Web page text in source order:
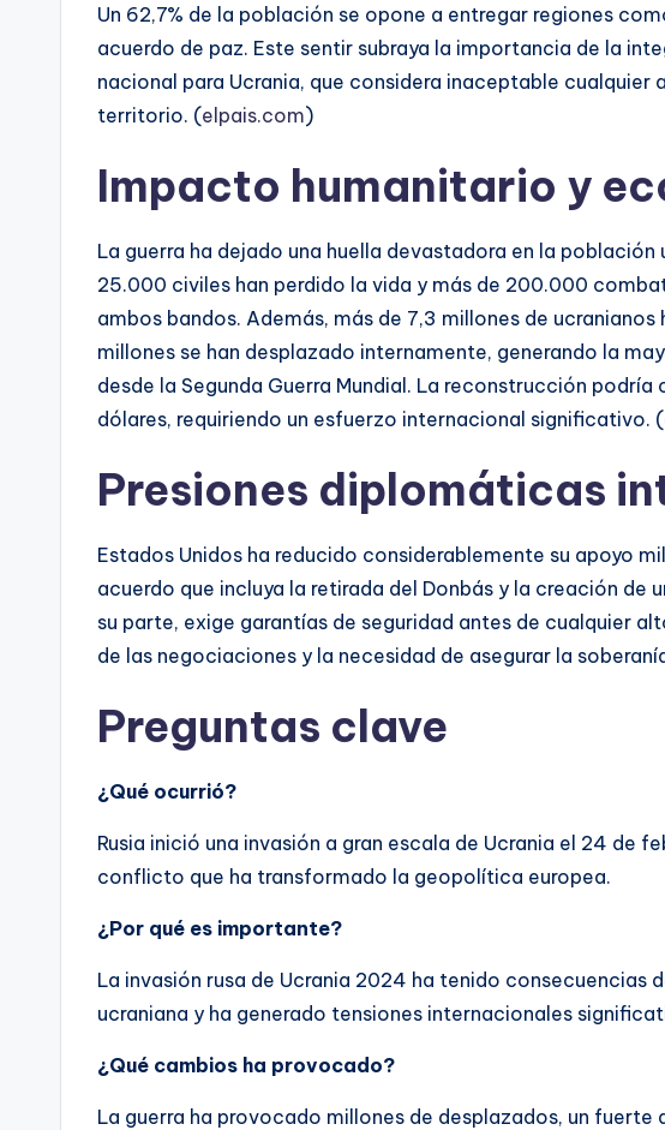
Un 62,7% de la población se opone a entregar regiones
acuerdo de paz. Este sentir subraya la importancia de la
nacional para Ucrania, que considera inaceptable cualquier
territorio. (elpais.com)
Impacto humanitario y
La guerra ha dejado una huella devastadora en la población
25.000 civiles han perdido la vida y más de 200.000
ambos bandos. Además, más de 7,3 millones de ucranianos
millones se han desplazado internamente, generando la
desde la Segunda Guerra Mundial. La reconstrucción
dólares, requiriendo un esfuerzo internacional significativo. (
Presiones diplomáticas
Estados Unidos ha reducido considerablemente su apoyo
acuerdo que incluya la retirada del Donbás y la creación de
su parte, exige garantías de seguridad antes de cualquier
de las negociaciones y la necesidad de asegurar la
Preguntas clave
¿Qué ocurrió?
Rusia inició una invasión a gran escala de Ucrania el 24 de
conflicto que ha transformado la geopolítica europea.
¿Por qué es importante?
La invasión rusa de Ucrania 2024 ha tenido consecuencias
ucraniana y ha generado tensiones internacionales
¿Qué cambios ha provocado?
La guerra ha provocado millones de desplazados, un